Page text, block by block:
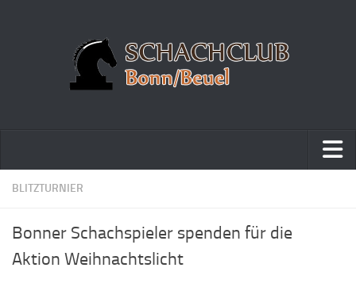
Home
Vereinsmeisterschaft
Vereinspokalturnier
BLITZTURNIER
Bonner Schachspieler spenden für die
Aktion Weihnachtslicht